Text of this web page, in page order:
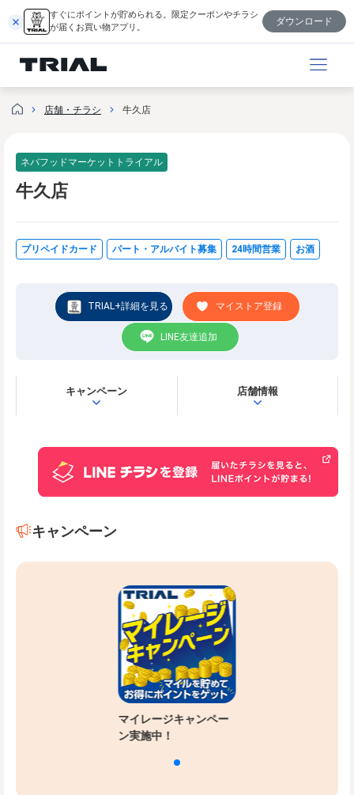
内
すぐにポイントが貯められる。限定クーポンやチラシ
が届くお買い物アプリ。
ダウンロード
店舗・チラシ 牛久店
ネバフッドマーケットトライアル
牛久店
プリペイドカード パート・アルバイト募集 24時間営業 お酒
TRIAL+詳細を見る マイストア登録
LINE友達追加
キャンペーン 店舗情報
キャンペーン
マイレージキャンペー
ン実施中！